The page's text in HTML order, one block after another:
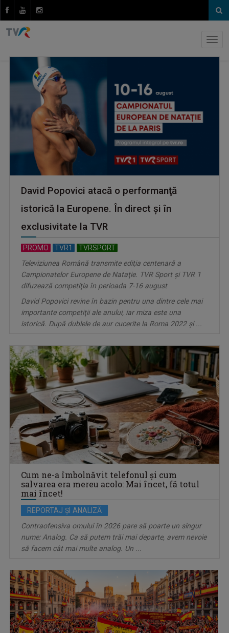
David Popovici atacă o performanţă
istorică la Europene. În direct şi în
exclusivitate la TVR
PROMO TVR1
TVRSPORT
Televiziunea Română transmite ediţia centenară a
Campionatelor Europene de Nataţie. TVR Sport şi TVR 1
difuzează competiţia în perioada 7-16 august
David Popovici revine în bazin pentru una dintre cele mai
importante competiţii ale anului, iar miza este una
istorică. După dublele de aur cucerite la Roma 2022 şi ...
Cum ne-a îmbolnăvit telefonul și cum
salvarea era mereu acolo: Mai încet, fă totul
mai încet!
REPORTAJ ȘI ANALIZĂ
Contraofensiva omului în 2026 pare să poarte un singur
nume: Analog. Ca să putem trăi mai departe, avem nevoie
să facem cât mai multe analog. Un ...